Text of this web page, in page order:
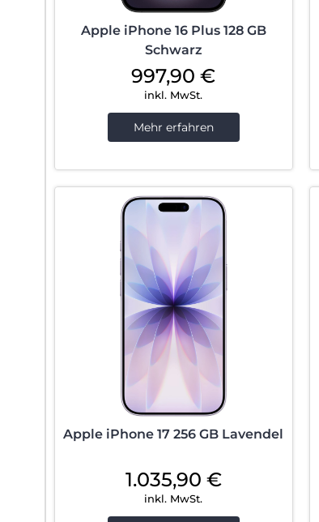
Apple iPhone 16 Plus 128 GB
Schwarz
997,90€
inkl. MwSt.
Mehr erfahren
Apple iPhone 17 256 GB Lavendel
1.035,90 €
inkl. MwSt.